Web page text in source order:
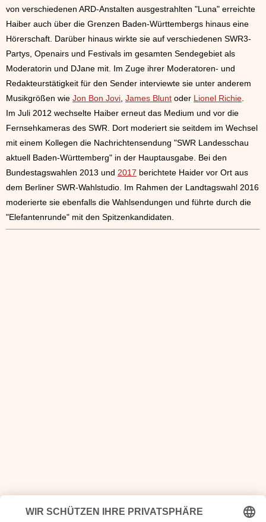
von verschiedenen ARD-Anstalten ausgestrahlten "Luna" erreichte
Haiber auch über die Grenzen Baden-Württembergs hinaus eine
Hörerschaft. Darüber hinaus wirkte sie auf verschiedenen SWR3-
Partys, Openairs und Festivals im gesamten Sendegebiet als
Moderatorin und DJane mit. Im Zuge ihrer Moderatoren- und
Redakteurstätigkeit für den Sender interviewte sie unter anderem
Musikgrößen wie Jon Bon Jovi, James Blunt oder Lionel Richie.
Im Juli 2012 wechselte Haiber erneut das Medium und vor die
Fernsehkameras des SWR. Dort moderiert sie seitdem im Wechsel
mit einem Kollegen die Nachrichtensendung "SWR Landesschau
aktuell Baden-Württemberg" in der Hauptausgabe. Bei den
Bundestagswahlen 2013 und 2017 berichtete Haider vor Ort aus
dem Berliner SWR-Wahlstudio. Im Rahmen der Landtagswahl 2016
moderierte sie ebenfalls die Wahlsendungen und führte durch die
"Elefantenrunde" mit den Spitzenkandidaten.